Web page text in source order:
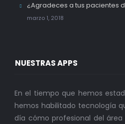
¿Agradeces a tus pacientes
marzo 1, 2018
NUESTRAS APPS
En el tiempo que hemos
hemos habilitado tecnología
día cómo profesional del